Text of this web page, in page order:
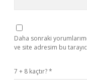
Daha sonraki
ve site adresim bu
7 + 8 kaçtır?*